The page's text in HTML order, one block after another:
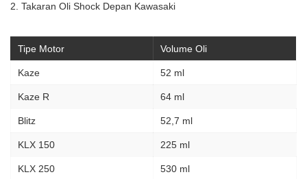
2. Takaran Oli Shock Depan Kawasaki
Tipe Motor Volume Oli
Kaze 52 ml
Kaze R 64 ml
Blitz 52,7 ml
KLX 150 225 ml
KLX 250 530 ml